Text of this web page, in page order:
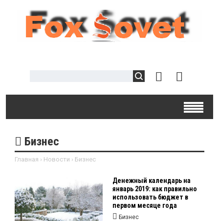
Бизнес
Главная › Новости › Бизнес
Денежный календарь на
январь 2019: как правильно
использовать бюджет в
первом месяце года
Бизнес